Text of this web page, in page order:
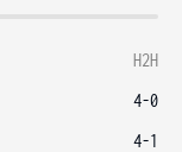
H2H
4-0
4-1